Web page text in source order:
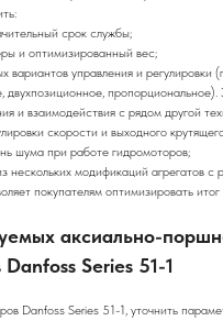
срок службы;
оптимизированный вес;
управления и регулировки
двухпозиционное,
и взаимодействия с рядом другой
скорости и выходного
при работе гидромоторов;
модификаций агрегатов с
покупателям оптимизировать итог
аксиально-
Series 51-1
Danfoss Series 51-1, уточнить